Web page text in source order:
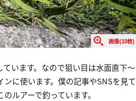
画像(10枚)
います。なので狙い目は水面直下～
に使います。僕の記事やSNSを見て
ルアーで釣っています。